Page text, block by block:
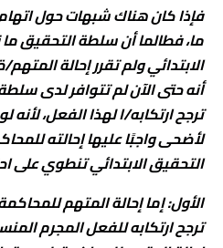
فإذا كان هناك شبهات حول
ما، فطالما أن سلطة التحقيق
الابتدائي ولم تقرر إحالة
أنه حتى الآن لم تتوافر لدى
ترجح ارتكابه/ا لهذا الفعل،
لأضحى واجبًا عليها إحالته
التحقيق الابتدائي تنطوي على
الأول: إما إحالة المتهم
ترجح ارتكابه للفعل المجرم